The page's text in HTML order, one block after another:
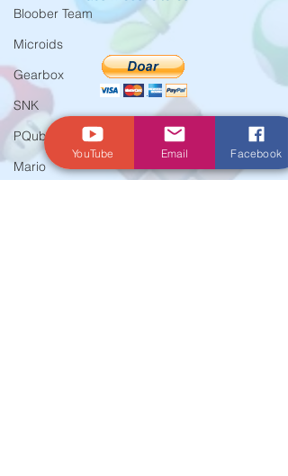
Bloober Team
Microids
Gearbox
SNK
PQube
Mario
YouTube Email Facebook